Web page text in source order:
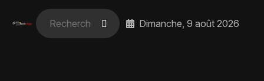
Dimanche, 9 août 2026